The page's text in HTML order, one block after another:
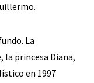
La
la princesa Diana,
en 1997